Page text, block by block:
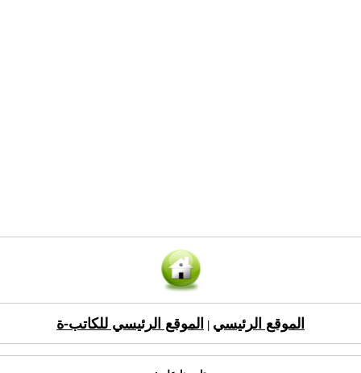
الموقع الرئيسي الموقع الرئيسي للكاتب-ة